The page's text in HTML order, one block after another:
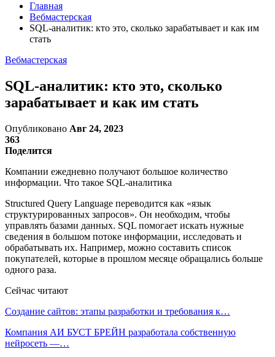
Главная
Вебмастерская
SQL-аналитик: кто это, сколько зарабатывает и как им
стать
Вебмастерская
SQL-аналитик: кто это, сколько
зарабатывает и как им стать
Опубликовано Авг 24, 2023
363
Поделится
Компании ежедневно получают большое количество
информации. Что такое SQL-аналитика
Structured Query Language переводится как «язык
структурированных запросов». Он необходим, чтобы
управлять базами данных. SQL помогает искать нужные
сведения в большом потоке информации, исследовать и
обрабатывать их. Например, можно составить список
покупателей, которые в прошлом месяце обращались больше
одного раза.
Сейчас читают
Создание сайтов: этапы разработки и требования к…
Компания АИ БУСТ БРЕЙН разработала собственную
нейросеть —…